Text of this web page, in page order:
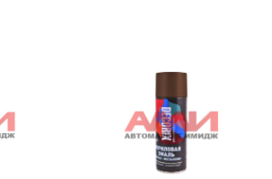
БЫСТРЫЙ ПРОСМОТР